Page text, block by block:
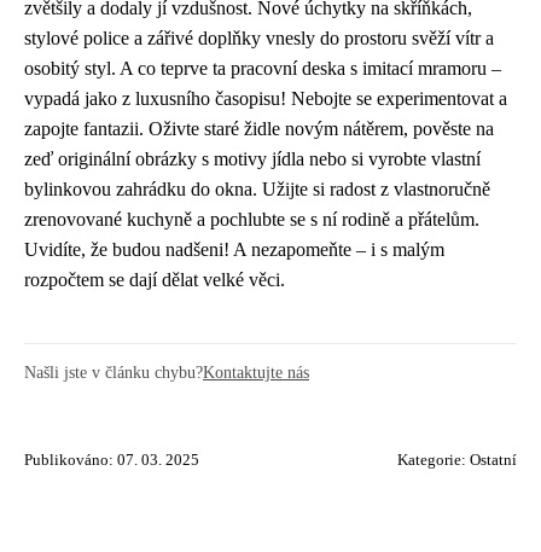
zvětšily a dodaly jí vzdušnost. Nové úchytky na skříňkách,
stylové police a zářivé doplňky vnesly do prostoru svěží vítr a
osobitý styl. A co teprve ta pracovní deska s imitací mramoru –
vypadá jako z luxusního časopisu! Nebojte se experimentovat a
zapojte fantazii. Oživte staré židle novým nátěrem, pověste na
zeď originální obrázky s motivy jídla nebo si vyrobte vlastní
bylinkovou zahrádku do okna. Užijte si radost z vlastnoručně
zrenovované kuchyně a pochlubte se s ní rodině a přátelům.
Uvidíte, že budou nadšeni! A nezapomeňte – i s malým
rozpočtem se dají dělat velké věci.
Našli jste v článku chybu?Kontaktujte nás
Publikováno: 07. 03. 2025 Kategorie: Ostatní